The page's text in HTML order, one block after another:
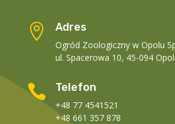
 Adres
Ogród Zoologiczny w Opolu
ul. Spacerowa 10, 45-094
 Telefon
+48 77 4541521
+48 661 357 878